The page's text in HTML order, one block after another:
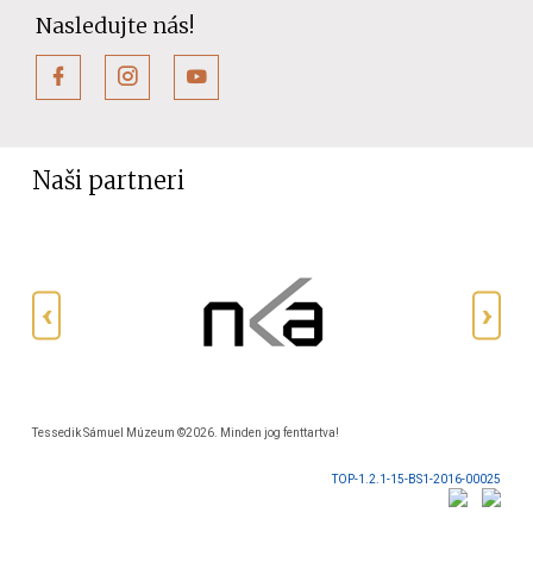
Nasledujte nás!
Naši partneri
Tessedik Sámuel Múzeum ©2026. Minden jog fenttartva!
TOP-1.2.1-15-BS1-2016-00025